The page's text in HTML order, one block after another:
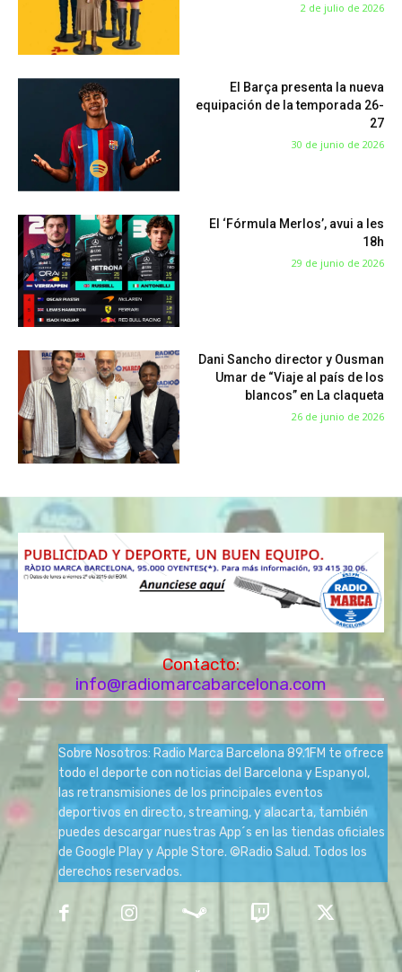
2 de julio de 2026
El Barça presenta la nueva
equipación de la temporada 26-
27
30 de junio de 2026
El ‘Fórmula Merlos’, avui a les
18h
29 de junio de 2026
Dani Sancho director y Ousman
Umar de “Viaje al país de los
blancos” en La claqueta
26 de junio de 2026
Contacto:
info@radiomarcabarcelona.com
Sobre Nosotros: Radio Marca Barcelona 89.1FM te ofrece
todo el deporte con noticias del Barcelona y Espanyol,
las retransmisiones de los principales eventos
deportivos en directo, streaming, y alacarta, también
puedes descargar nuestras App´s en las tiendas oficiales
de Google Play y Apple Store. ©Radio Salud. Todos los
derechos reservados.